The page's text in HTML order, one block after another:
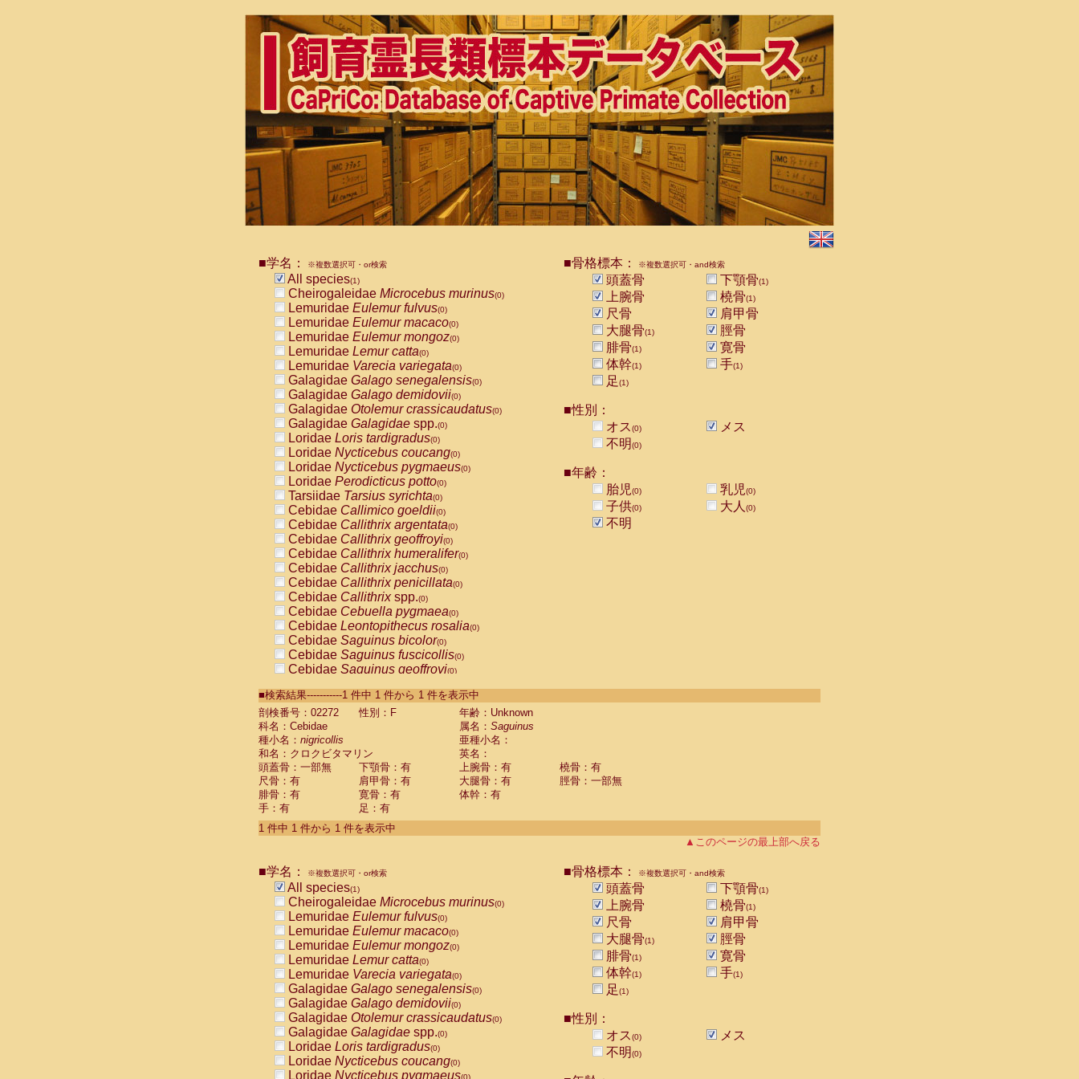
■学名： ※複数選択可・or検索
All species(1)
Cheirogaleidae Microcebus murinus(0)
Lemuridae Eulemur fulvus(0)
Lemuridae Eulemur macaco(0)
Lemuridae Eulemur mongoz(0)
Lemuridae Lemur catta(0)
Lemuridae Varecia variegata(0)
Galagidae Galago senegalensis(0)
Galagidae Galago demidovii(0)
Galagidae Otolemur crassicaudatus(0)
Galagidae Galagidae spp.(0)
Loridae Loris tardigradus(0)
Loridae Nycticebus coucang(0)
Loridae Nycticebus pygmaeus(0)
Loridae Perodicticus potto(0)
Tarsiidae Tarsius syrichta(0)
Cebidae Callimico goeldii(0)
Cebidae Callithrix argentata(0)
Cebidae Callithrix geoffroyi(0)
Cebidae Callithrix humeralifer(0)
Cebidae Callithrix jacchus(0)
Cebidae Callithrix penicillata(0)
Cebidae Callithrixspp.(0)
Cebidae Cebuella pygmaea(0)
Cebidae Leontopithecus rosalia(0)
Cebidae Saguinus bicolor(0)
Cebidae Saguinus fuscicollis(0)
Cebidae Saguinus geoffroyi(0)
CebidaeSaguinus labiatus(0)
Cebidae Saguinus leucopus (0)
Cebidae
CebidaeSaguinus mystax
CebidaeSaguinus nigricollis (1)
Cebidae Saguinus oedipus
Cebidae Saguinus weddelli
Cebidae Saguinusspp.
Cebidae Aotus trivirgatus
Cebidae Cebus albifrons
CebidaeCebus nigrivittatus
CebidaeCebus
CebidaeSaimiri boliviensis(0)
CebidaeSaimiri sciureus(0)
AtelidaeAlouatta caraya(0)
AtelidaeAlouatta fusca(0)
AtelidaeAlouatta seniculus
AtelidaeAlouattaspp.(0)
AtelidaeAteles belzebuth(0)
AtelidaeAteles geoffroyi(0)
AtelidaeAteles paniscus(0)
AtelidaeAtelesspp.(0)
Atelidae Lagothrix lagothricha
AtelidaeLagothrix lagothricha cana
PitheciidaeCacajao calvus rubicundus
■骨格標本： ※複数選択可・and検索
頭蓋骨 下顎骨(1)
上腕骨 橈骨(1)
尺骨
肩甲骨
大腿骨(1)
脛骨
腓骨(1)
寛骨
体幹(1) 手(1)
足(1)
■性別：
オス(0)
メス
不明(0)
■年齢：
胎児(0) 乳児(0)
子供(0) 大人 (0)
不明
■検索結果-----------1 件中 1 件から 1 件を表示中
剖検番号：02272
性別：F
年齢：Unknown
科名：Cebidae
属名： Saguinus
種小名： nigricollis
亜種小名：
和名：クロクビタマリン
英名：
頭蓋骨：一部無
下顎骨：有 上腕骨：有
橈骨：有
尺骨：有
肩甲骨：有 大腿骨：有
脛骨：一部無
腓骨：有
寛骨：有
体幹：有
手：有
足：有
1 件中 1 件から 1 件を表示中
▲このページの最上部へ戻る
■学名： ※複数選択可・or検索
All species(1)
Cheirogaleidae Microcebus murinus(0)
Lemuridae Eulemur fulvus(0)
Lemuridae Eulemur macaco(0)
Lemuridae Eulemur mongoz(0)
Lemuridae Lemur catta(0)
Lemuridae Varecia variegata(0)
Galagidae Galago senegalensis(0)
Galagidae Galago demidovii(0)
Galagidae Otolemur crassicaudatus(0)
Galagidae Galagidae spp.(0)
Loridae Loris tardigradus(0)
Loridae Nycticebus coucang(0)
Loridae Nycticebus pygmaeus(0)
■骨格標本： ※複数選択可・and検索
頭蓋骨 下顎骨(1)
上腕骨 橈骨(1)
尺骨
肩甲骨
大腿骨(1)
脛骨
腓骨(1)
寛骨
体幹(1) 手(1)
足(1)
■性別：
オス(0)
メス
不明(0)